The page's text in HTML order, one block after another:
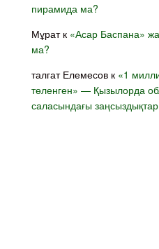
пирамида ма?
Мұратк «Асар Баспана»
ма?
талгат Елемесов к «1
төленген» — Қызылорда
саласындағы заңсыздықтар